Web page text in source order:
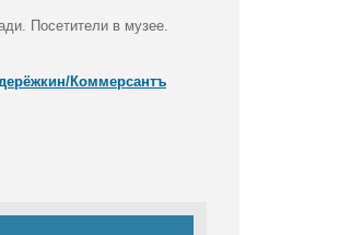
Посетители в музее.
Коммерсантъ